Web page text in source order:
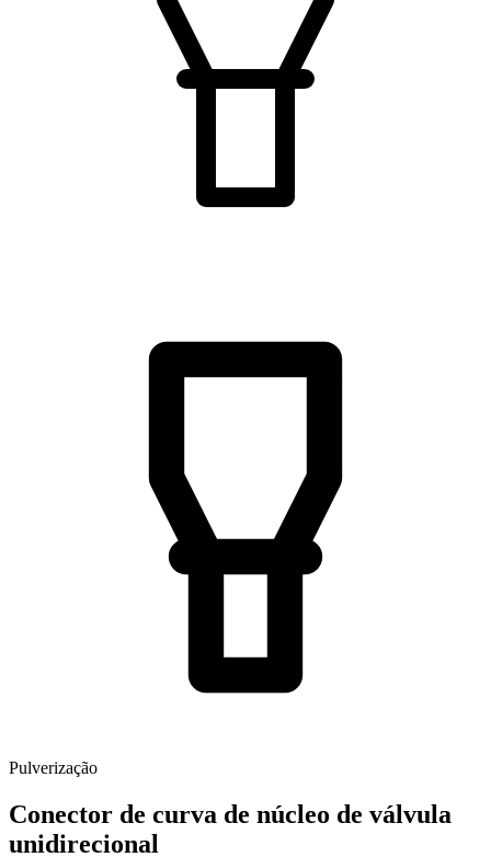
Pulverização
Conector de curva de núcleo de válvula
unidirecional